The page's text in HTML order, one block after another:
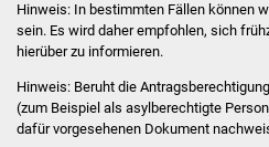
Hinweis: In bestimmten Fällen können
sein. Es wird daher empfohlen, sich
hierüber zu informieren.
Hinweis: Beruht die
(zum Beispiel als asylberechtigte
dafür vorgesehenen Dokument